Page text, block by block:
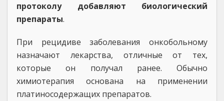
протоколу добавляют биологический
препараты.
При рецидиве заболевания онкобольному
назначают лекарства, отличные от тех,
которые он получал ранее. Обычно
химиотерапия основана на применении
платиносодержащих препаратов.